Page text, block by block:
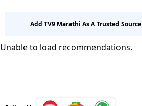
Add TV9 Marathi As A Trusted Source
Unable to load recommendations.